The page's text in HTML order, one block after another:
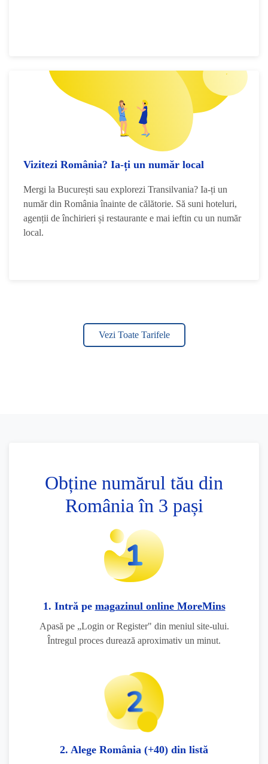
Vizitezi România? Ia-ți un număr local
Mergi la București sau explorezi Transilvania? Ia-ți un
număr din România înainte de călătorie. Să suni hoteluri,
agenții de închirieri și restaurante e mai ieftin cu un număr
local.
Vezi Toate Tarifele
Obține numărul tău din
România în 3 pași
1. Intră pe magazinul online MoreMins
Apasă pe „Login or Register" din meniul site-ului.
Întregul proces durează aproximativ un minut.
2. Alege România (+40) din listă